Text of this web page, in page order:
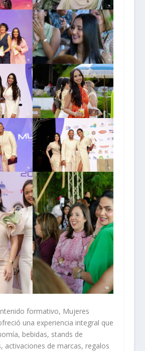
formativo, Mujeres
una experiencia integral que
bebidas, stands de
activaciones de marcas, regalos